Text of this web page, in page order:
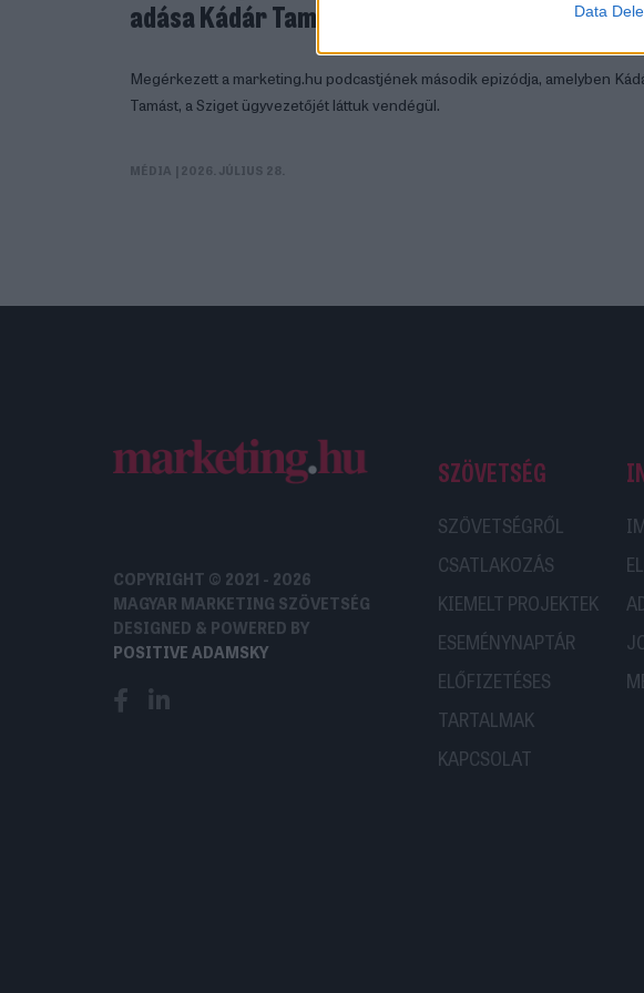
Data
adása Kádár Tamással
Megérkezett a marketing.hu podcastjének második epizódja, amelyben
Tamást, a Sziget ügyvezetőjét láttuk vendégül.
MÉDIA | 2026. JÚLIUS 28.
COPYRIGHT © 2021 - 2026
MAGYAR MARKETING SZÖVETSÉG
DESIGNED & POWERED BY
POSITIVE ADAMSKY
SZÖVETSÉG
SZÖVETSÉGRŐL
CSATLAKOZÁS
KIEMELT PROJEKTEK
ESEMÉNYNAPTÁR
ELŐFIZETÉSES
TARTALMAK
KAPCSOLAT